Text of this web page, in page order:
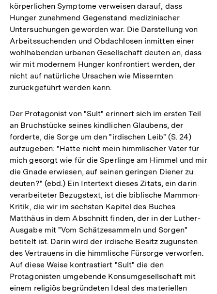
körperlichen Symptome verweisen darauf, dass
Hunger zunehmend Gegenstand medizinischer
Untersuchungen geworden war. Die Darstellung von
Arbeitssuchenden und Obdachlosen inmitten einer
wohlhabenden urbanen Gesellschaft deuten an, dass
wir mit modernem Hunger konfrontiert werden, der
nicht auf natürliche Ursachen wie Missernten
zurückgeführt werden kann.
Der Protagonist von "Sult" erinnert sich im ersten Teil
an Bruchstücke seines kindlichen Glaubens, der
forderte, die Sorge um den "irdischen Leib" (S. 24)
aufzugeben: "Hatte nicht mein himmlischer Vater für
mich gesorgt wie für die Sperlinge am Himmel und mir
die Gnade erwiesen, auf seinen geringen Diener zu
deuten?" (ebd.) Ein Intertext dieses Zitats, ein darin
verarbeiteter Bezugstext, ist die biblische Mammon-
Kritik, die wir im sechsten Kapitel des Buches
Matthäus in dem Abschnitt finden, der in der Luther-
Ausgabe mit "Vom Schätzesammeln und Sorgen"
betitelt ist. Darin wird der irdische Besitz zugunsten
des Vertrauens in die himmlische Fürsorge verworfen.
Auf diese Weise kontrastiert "Sult" die den
Protagonisten umgebende Konsumgesellschaft mit
einem religiös begründeten Ideal des materiellen